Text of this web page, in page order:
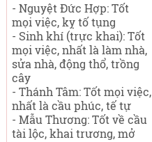
- Nguyệt Đức Hợp: Tốt
mọi việc, kỵ tố tụng
- Sinh khí (trực khai): Tốt
mọi việc, nhất là làm nhà,
sửa nhà, động thổ, trồng
cây
- Thánh Tâm: Tốt mọi việc,
nhất là cầu phúc, tế tự
- Mẫu Thương: Tốt về cầu
tài lộc, khai trương, mở